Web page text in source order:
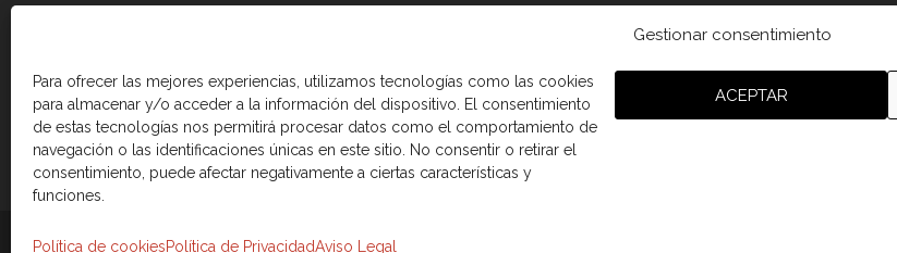
Gestionar consentimiento
Para ofrecer las mejores experiencias, utilizamos tecnologías como las cookies
para almacenar y/o acceder a la información del dispositivo. El consentimiento
de estas tecnologías nos permitirá procesar datos como el comportamiento de
navegación o las identificaciones únicas en este sitio. No consentir o retirar el
consentimiento, puede afectar negativamente a ciertas características y
funciones.
ACEPTAR
Política de cookiesPolítica de PrivacidadAviso Legal
© 2026 Cámara de comercio Canadá España.